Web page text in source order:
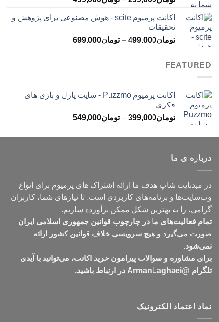
تومان299,000
تومان499,000
اکانت پرمیوم scite - هوش مصنوعی برای پژوهش و
تحقیقات
تومان499,000
– تومان699,000محدوده
FEATURED
اکانت پرمیوم Puzzmo - سایت پازل و بازی های
فکری
تومان399,000
– تومان549,000محدوده
تومان399,000
درباره ی ما
در میدنایت شاپ هدف ما ارائه اشتراک های پرمیوم برای انواع
وب‌سایت‌ها و برنامه‌های کاربردی است، تا نیازهای شما، کاربران
گرامی، را به بهترین شکل ممکن برآورده سازیم.
تمام فعالیت‌های ما در چارچوب قوانین جمهوری اسلامی ایران
صورت می‌گیرد و هیچ سرویسی خلاف قوانین کشور ارائه
نمی‌شود.
برای مشاوره و سوالات پیرامون خرید اکانت، می‌توانید با آیدی
تلگرام @ArmanLaghaei در ارتباط باشید.
نماد اعتماد الکترونیک